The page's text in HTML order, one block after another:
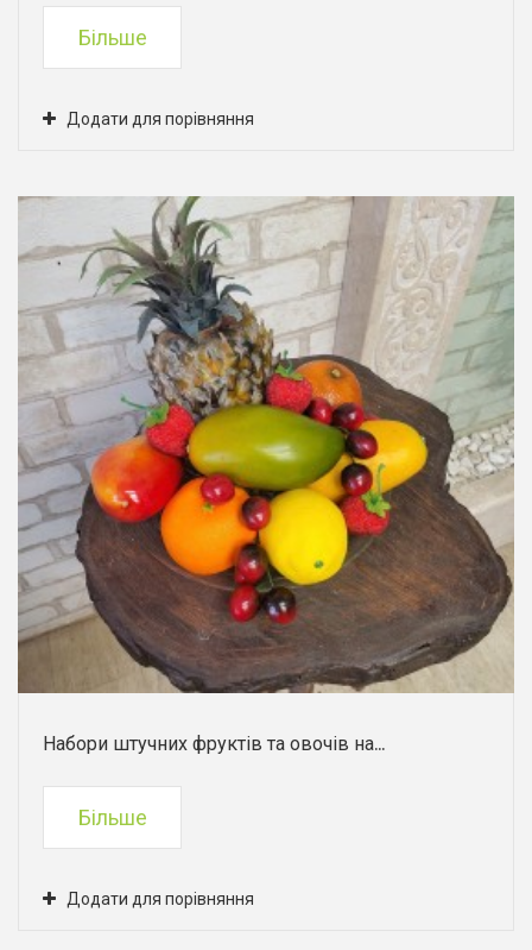
Більше
Додати для порівняння
Набори штучних фруктів та овочів на...
Більше
Додати для порівняння